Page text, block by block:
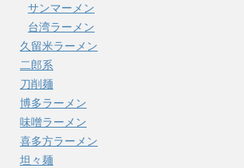
サンマーメン
台湾ラーメン
久留米ラーメン
二郎系
刀削麺
博多ラーメン
味噌ラーメン
喜多方ラーメン
坦々麺